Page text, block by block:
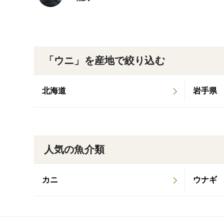
「ウニ」を産地で絞り込む
北海道 岩手県
人気の魚介類
カニ ウナギ